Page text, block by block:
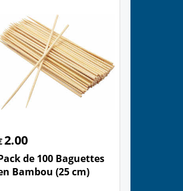
2.00
de 100 Baguettes
Bambou (25 cm)